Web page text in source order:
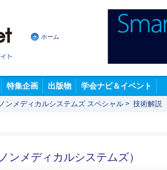
ホーム
特集企画 出版物 学会ナビ＆イベント
ンメディカルシステムズ スペシャル > 技術解説
ンメディカルシステムズ）